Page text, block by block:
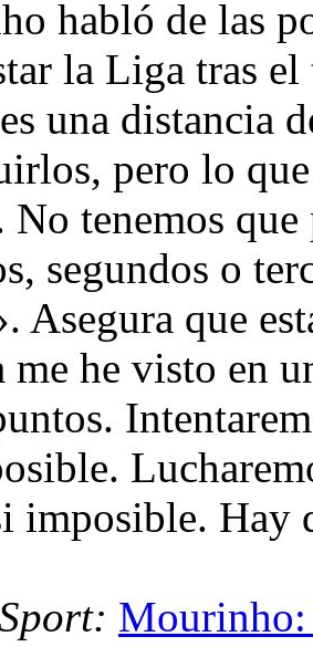
habló de las
la Liga tras
una distancia
pero lo
tenemos que
segundos o
Asegura que
me he visto en
imposible. Hay
Mourinho: